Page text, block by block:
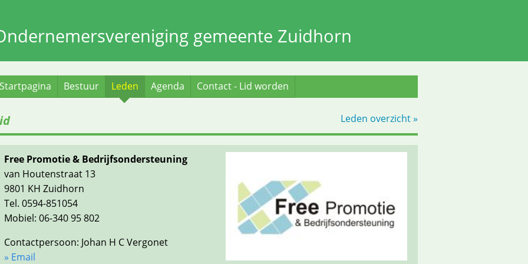
gemeente Zuidhorn
Startpagina Bestuur Leden Agenda Contact - Lid worden
Leden overzicht »
Free Promotie & Bedrijfsondersteuning
van Houtenstraat 13
9801 KH Zuidhorn
Tel. 0594-851054
Mobiel: 06-340 95 802
Contactpersoon: Johan H C Vergonet
» Email